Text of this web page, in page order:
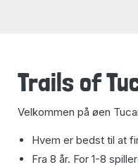
Trails of
Velkommen på øen
Hvem er bedst til at
Fra 8 år. For 1-8